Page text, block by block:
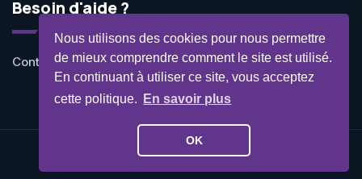
Nous utilisons des cookies pour nous permettre
de mieux comprendre comment le site est utilisé.
En continuant à utiliser ce site, vous acceptez
cette politique.
En savoir plus
OK
Besoin d'aide ?
Contactez-nous
©Geekit 2026 - Tous droits réservés